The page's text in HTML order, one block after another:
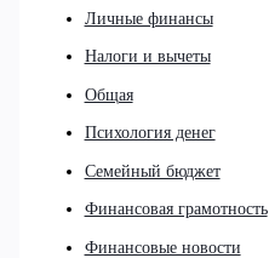
Личные финансы
Налоги и вычеты
Общая
Психология денег
Семейный бюджет
Финансовая грамотность
Финансовые новости